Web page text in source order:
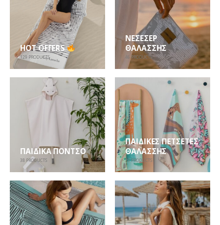
HOT OFFERS
129 PRODUCTS
ΝΕΣΕΣΈΡ
ΘΑΛΆΣΣΗΣ
46PRODUCTS
ΠΑΙΔΙΚΆ ΠΌΝΤΣΟ
38 PRODUCTS
ΠΑΙΔΙΚΈΣ ΠΕΤΣΈΤΕΣ
ΘΑΛΆΣΣΗΣ
70PRODUCTS